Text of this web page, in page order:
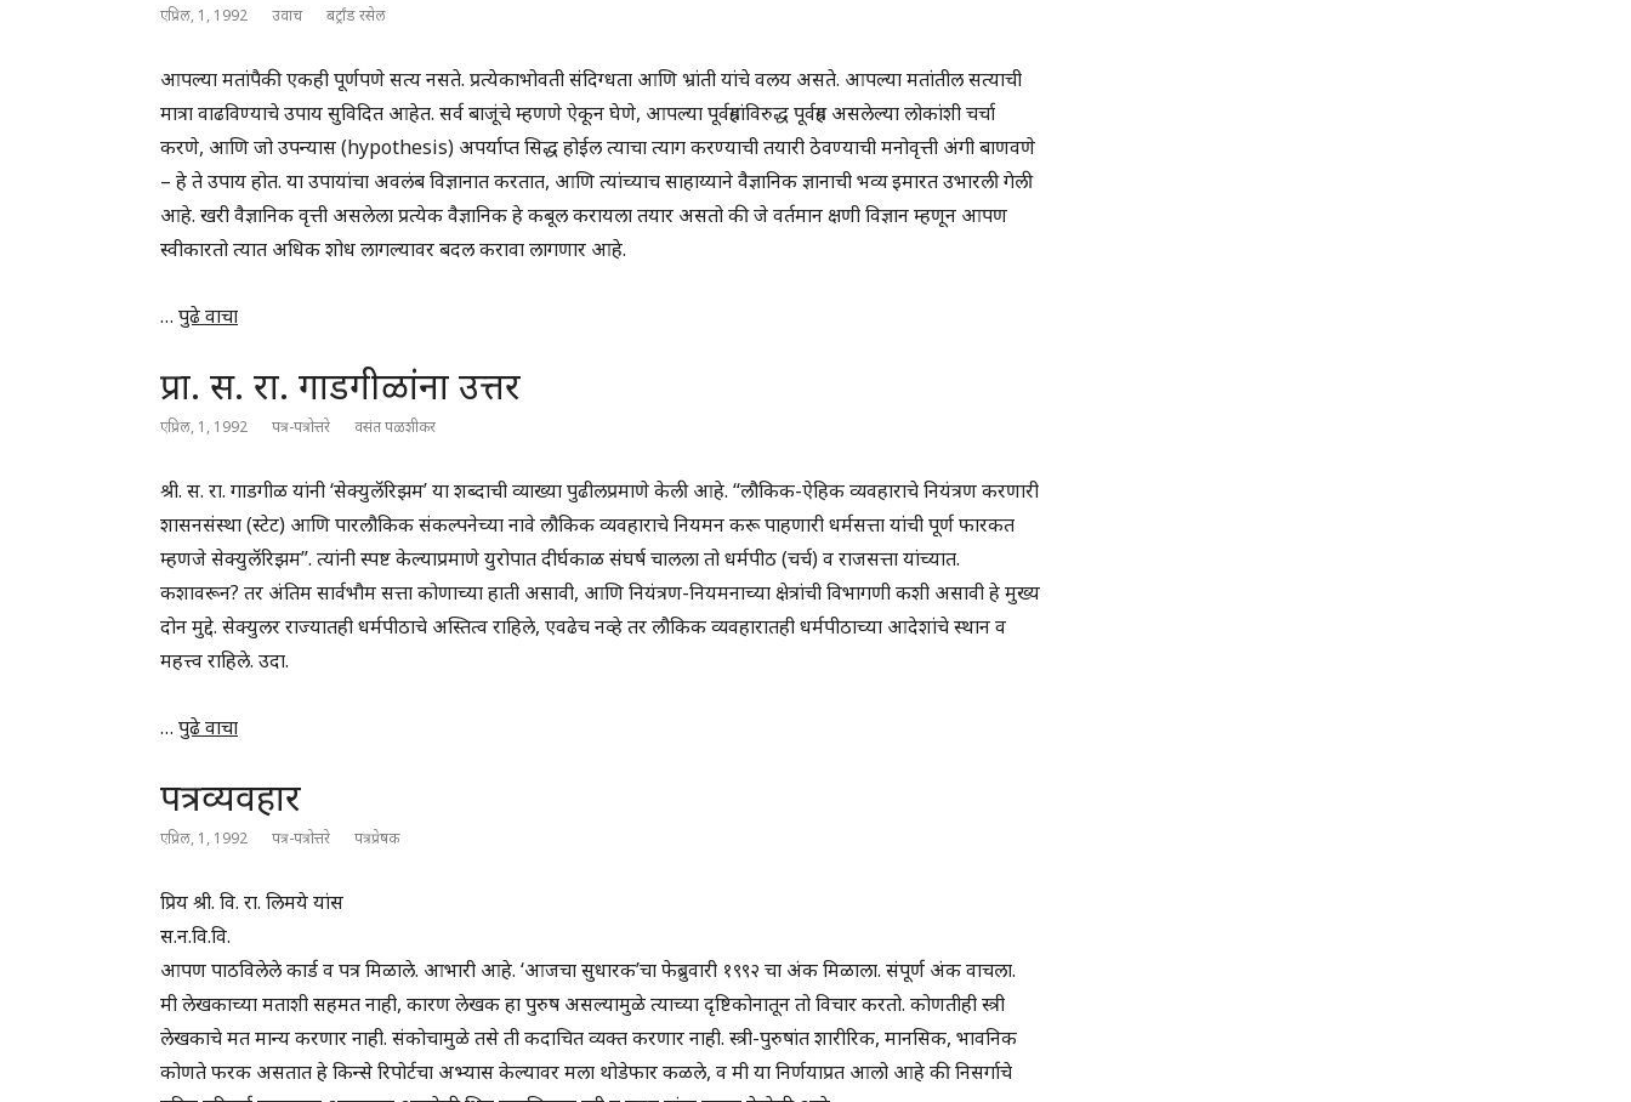
एप्रिल, 1, 1992 उवाच बर्ट्रांड रसेल
आपल्या मतांपैकी एकही पूर्णपणे सत्य नसते. प्रत्येकाभोवती संदिग्धता आणि भ्रांती यांचे वलय असते. आपल्या मतांतील सत्याची
मात्रा वाढविण्याचे उपाय सुविदित आहेत. सर्व बाजूंचे म्हणणे ऐकून घेणे, आपल्या पूर्वग्रहांविरुद्ध पूर्वग्रह असलेल्या लोकांशी चर्चा
करणे, आणि जो उपन्यास (hypothesis) अपर्याप्त सिद्ध होईल त्याचा त्याग करण्याची तयारी ठेवण्याची मनोवृत्ती अंगी बाणवणे
– हे ते उपाय होत. या उपायांचा अवलंब विज्ञानात करतात, आणि त्यांच्याच साहाय्याने वैज्ञानिक ज्ञानाची भव्य इमारत उभारली गेली
आहे. खरी वैज्ञानिक वृत्ती असलेला प्रत्येक वैज्ञानिक हे कबूल करायला तयार असतो की जे वर्तमान क्षणी विज्ञान म्हणून आपण
स्वीकारतो त्यात अधिक शोध लागल्यावर बदल करावा लागणार आहे.
… पुढे वाचा
प्रा. स. रा. गाडगीळांना उत्तर
एप्रिल, 1, 1992 पत्र-पत्रोत्तरे वसंत पळशीकर
श्री. स. रा. गाडगीळ यांनी ‘सेक्युलॅरिझम’ या शब्दाची व्याख्या पुढीलप्रमाणे केली आहे. “लौकिक-ऐहिक व्यवहाराचे नियंत्रण करणारी
शासनसंस्था (स्टेट) आणि पारलौकिक संकल्पनेच्या नावे लौकिक व्यवहाराचे नियमन करू पाहणारी धर्मसत्ता यांची पूर्ण फारकत
म्हणजे सेक्युलॅरिझम”. त्यांनी स्पष्ट केल्याप्रमाणे युरोपात दीर्घकाळ संघर्ष चालला तो धर्मपीठ (चर्च) व राजसत्ता यांच्यात.
कशावरून? तर अंतिम सार्वभौम सत्ता कोणाच्या हाती असावी, आणि नियंत्रण-नियमनाच्या क्षेत्रांची विभागणी कशी असावी हे मुख्य
दोन मुद्दे. सेक्युलर राज्यातही धर्मपीठाचे अस्तित्व राहिले, एवढेच नव्हे तर लौकिक व्यवहारातही धर्मपीठाच्या आदेशांचे स्थान व
महत्त्व राहिले. उदा.
… पुढे वाचा
पत्रव्यवहार
एप्रिल, 1, 1992 पत्र-पत्रोत्तरे पत्रप्रेषक
प्रिय श्री. वि. रा. लिमये यांस
स.न.वि.वि.
आपण पाठविलेले कार्ड व पत्र मिळाले. आभारी आहे. ‘आजचा सुधारक’चा फेब्रुवारी १९९२ चा अंक मिळाला. संपूर्ण अंक वाचला.
मी लेखकाच्या मताशी सहमत नाही, कारण लेखक हा पुरुष असल्यामुळे त्याच्या दृष्टिकोनातून तो विचार करतो. कोणतीही स्त्री
लेखकाचे मत मान्य करणार नाही. संकोचामुळे तसे ती कदाचित व्यक्त करणार नाही. स्त्री-पुरुषांत शारीरिक, मानसिक, भावनिक
कोणते फरक असतात हे किन्से रिपोर्टचा अभ्यास केल्यावर मला थोडेफार कळले, व मी या निर्णयाप्रत आलो आहे की निसर्गाचे